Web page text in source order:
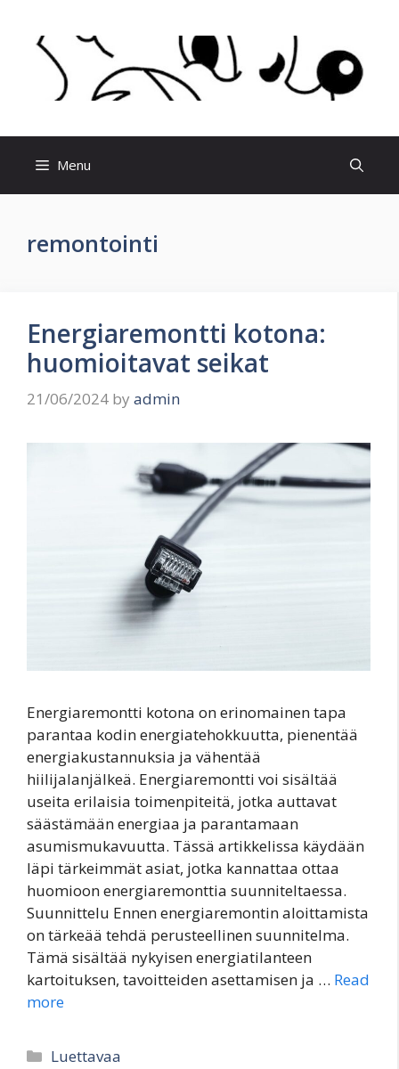
content
Menu
remontointi
Energiaremontti kotona:
huomioitavat seikat
21/06/2024 by admin
Energiaremontti kotona on erinomainen tapa
parantaa kodin energiatehokkuutta, pienentää
energiakustannuksia ja vähentää
hiilijalanjälkeä. Energiaremontti voi sisältää
useita erilaisia toimenpiteitä, jotka auttavat
säästämään energiaa ja parantamaan
asumismukavuutta. Tässä artikkelissa käydään
läpi tärkeimmät asiat, jotka kannattaa ottaa
huomioon energiaremonttia suunniteltaessa.
Suunnittelu Ennen energiaremontin aloittamista
on tärkeää tehdä perusteellinen suunnitelma.
Tämä sisältää nykyisen energiatilanteen
kartoituksen, tavoitteiden asettamisen ja … Read
more
Categories
Luettavaa